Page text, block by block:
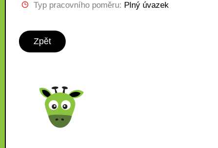
Typ pracovního poměru: Plný úvazek
Zpět